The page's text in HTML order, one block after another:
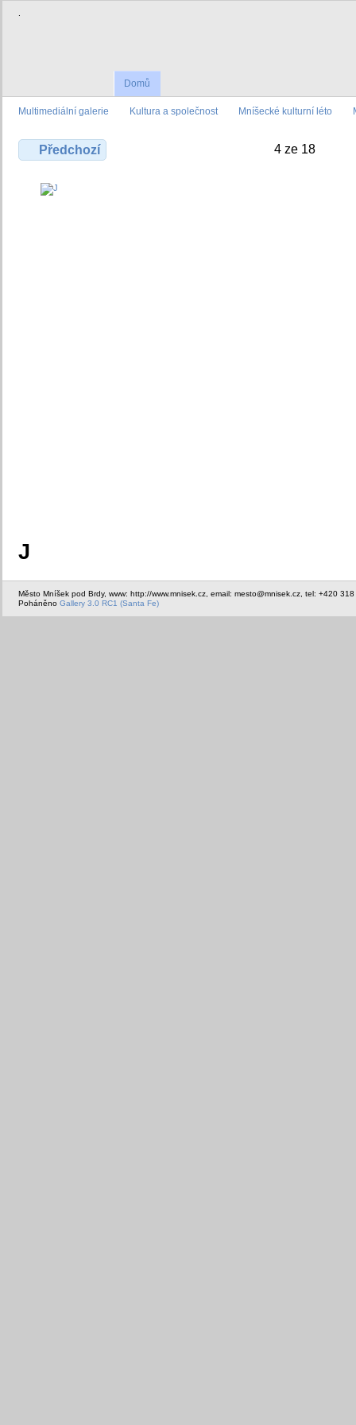
.
Domů
Multimediální galerie Kultura a společnost Mníšecké kulturní léto
Předchozí 4 ze 18
J
Město Mníšek pod Brdy, www: http://www.mnisek.cz, email: mesto@mnisek.cz, tel: +420
Poháněno Gallery 3.0 RC1 (Santa Fe)